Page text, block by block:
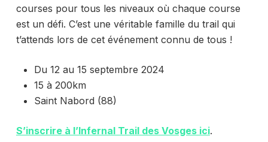
courses pour tous les niveaux où chaque course
est un défi. C’est une véritable famille du trail qui
t’attends lors de cet événement connu de tous !
Du 12 au 15 septembre 2024
15 à 200km
Saint Nabord (88)
S’inscrire à l’Infernal Trail des Vosges ici.